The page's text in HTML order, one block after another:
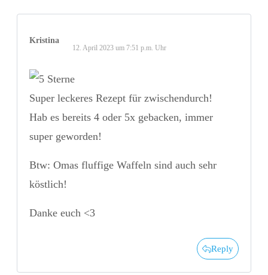
Kristina
12. April 2023 um 7:51 p.m. Uhr
Super leckeres Rezept für zwischendurch!
Hab es bereits 4 oder 5x gebacken, immer
super geworden!
Btw: Omas fluffige Waffeln sind auch sehr
köstlich!
Danke euch <3
Reply